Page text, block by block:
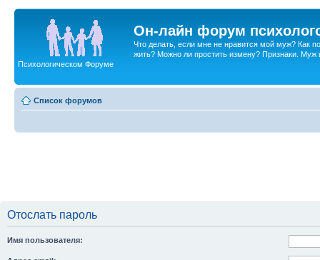
Он-лайн форум
Что делать, если мне не нравится мой муж? Как
жить? Можно ли простить измену? Признаки. Муж
Психологическом Форуме
Список форумов
Отослать пароль
Имя пользователя: